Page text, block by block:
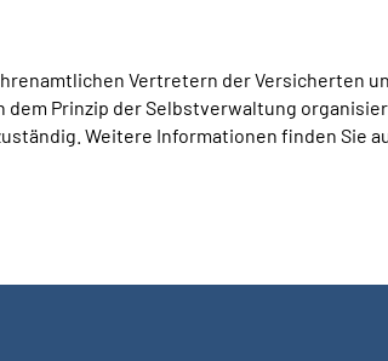
Vertretern der Versicherten
Prinzip der Selbstverwaltung
Weitere Informationen finden Sie